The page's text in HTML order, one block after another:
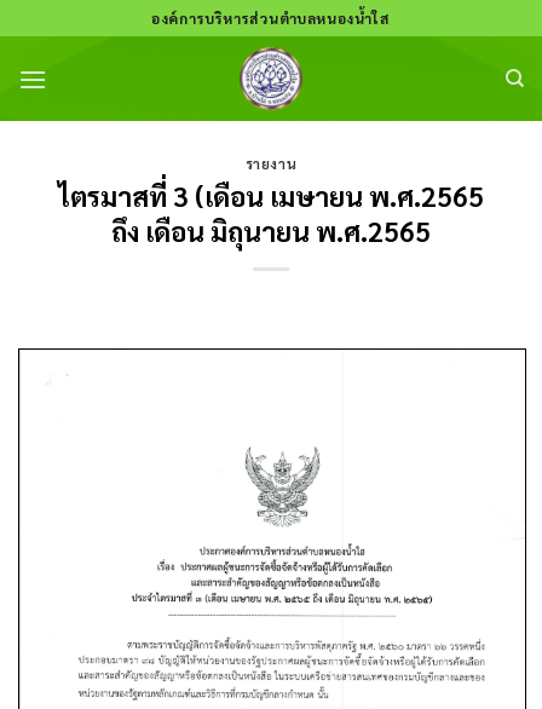
to
content
องค์การบริหารส่วนตำบลหนองน้ำใส
รายงาน
ไตรมาสที่ 3 (เดือน เมษายน พ.ศ.2565
ถึง เดือน มิถุนายน พ.ศ.2565